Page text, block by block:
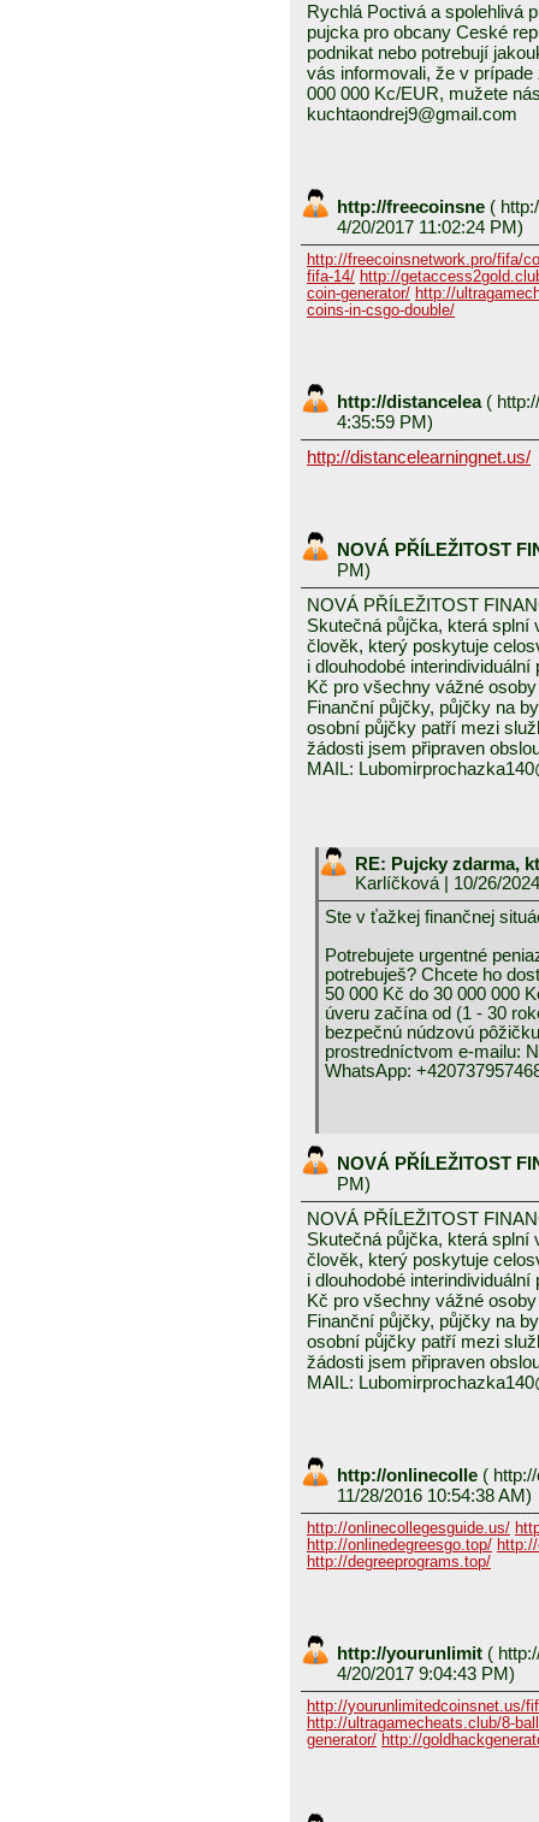
Rychlá Poctivá a spolehlivá
pujcka pro obcany Ceské
podnikat nebo potrebují
vás informovali, že v
000 000 Kc/EUR, mužete
kuchtaondrej9@gmail.com
http://freecoinsne (
4/20/2017 11:02:24 PM)
http://freecoinsnetwork.pro/fifa/
fifa-14/ http://
coin-generator/ http://
coins-in-csgo-double/
http://distancelea (
4:35:59 PM)
http://distancelearningnet.us/
NOVÁ PŘÍLEŽITOST
PM)
NOVÁ PŘÍLEŽITOST
Skutečná půjčka, která
člověk, který poskytuje
i dlouhodobé
Kč pro všechny vážné
Finanční půjčky, půjčky na
osobní půjčky patří mezi
žádosti jsem připraven
MAIL:
RE: Pujcky zdarma,
Karlíčková | 10/26/
Ste v ťažkej finančnej
Potrebujete urgentné
potrebuješ? Chcete ho
50 000 Kč do 30 000 000
úveru začína od (1 - 30
bezpečnú núdzovú
prostredníctvom e-mailu:
WhatsApp:
NOVÁ PŘÍLEŽITOST
PM)
NOVÁ PŘÍLEŽITOST
Skutečná půjčka, která
člověk, který poskytuje
i dlouhodobé
Kč pro všechny vážné
Finanční půjčky, půjčky na
osobní půjčky patří mezi
žádosti jsem připraven
MAIL:
http://onlinecolle (
11/28/2016 10:54:38 AM)
http://onlinecollegesguide.us/
http://onlinedegreesgo.top/
http://degreeprograms.top/
http://yourunlimit (
4/20/2017 9:04:43 PM)
http://yourunlimitedcoinsnet.us/
http://ultragamecheats.club/8-
generator/ http://